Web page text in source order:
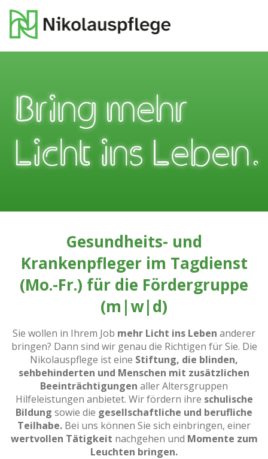
Gesundheits- und
Krankenpfleger im Tagdienst
(Mo.-Fr.) für die Fördergruppe
(m|w|d)
Sie wollen in Ihrem Job mehr Licht ins Leben anderer
bringen? Dann sind wir genau die Richtigen für Sie. Die
Nikolauspflege ist eine Stiftung, die blinden,
sehbehinderten und Menschen mit zusätzlichen
Beeinträchtigungen aller Altersgruppen
Hilfeleistungen anbietet. Wir fördern ihre schulische
Bildung sowie die gesellschaftliche und berufliche
Teilhabe. Bei uns können Sie sich einbringen, einer
wertvollen Tätigkeit nachgehen und Momente zum
Leuchten bringen.